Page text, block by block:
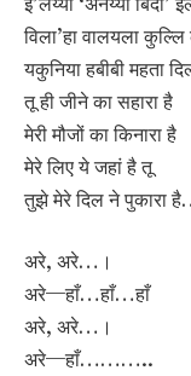
विला’हा वालयला
यकुनिया हबीबी महता
तू ही जीने का सहारा है
मेरी मौजों का किनारा है
मेरे लिए ये जहां है तू
तुझे मेरे दिल ने पुकारा
अरे, अरे…।
अरे—हाँ…हाँ…हाँ
अरे, अरे…।
अरे—हाँ………..